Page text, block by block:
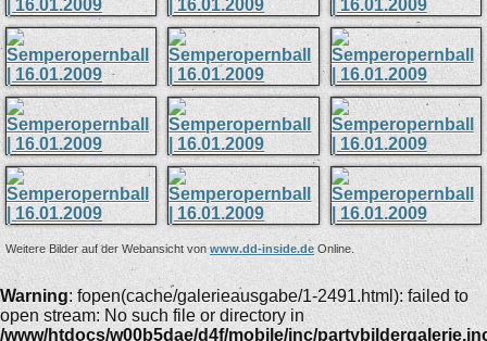
Weitere Bilder auf der Webansicht von www.dd-inside.de Online.
Warning: fopen(cache/galerieausgabe/1-2491.html): failed to
open stream: No such file or directory in
/www/htdocs/w00b5dae/d4f/mobile/inc/